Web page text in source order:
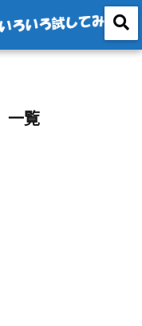
一覧